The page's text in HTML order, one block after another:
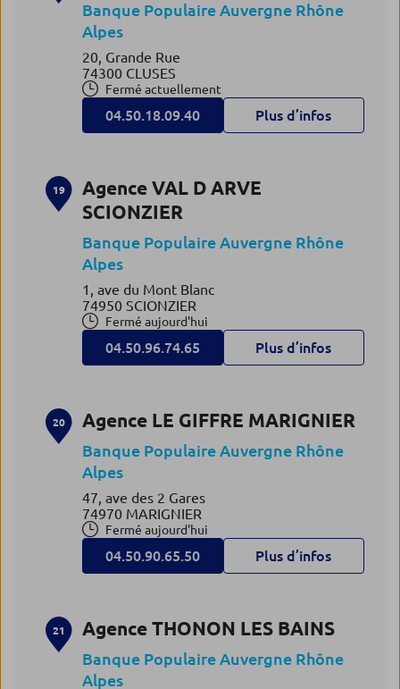
Banque Populaire Auvergne Rhône
Alpes
20, Grande Rue
74300 CLUSES
Fermé actuellement
04.50.18.09.40 Plus d’infos
19
Agence VAL D ARVE
SCIONZIER
Banque Populaire Auvergne Rhône
Alpes
1, ave du Mont Blanc
74950 SCIONZIER
Fermé aujourd'hui
04.50.96.74.65 Plus d’infos
20 Agence LE GIFFRE MARIGNIER
Banque Populaire Auvergne Rhône
Alpes
47, ave des 2 Gares
74970 MARIGNIER
Fermé aujourd'hui
04.50.90.65.50 Plus d’infos
21 Agence THONON LES BAINS
Banque Populaire Auvergne Rhône
Alpes